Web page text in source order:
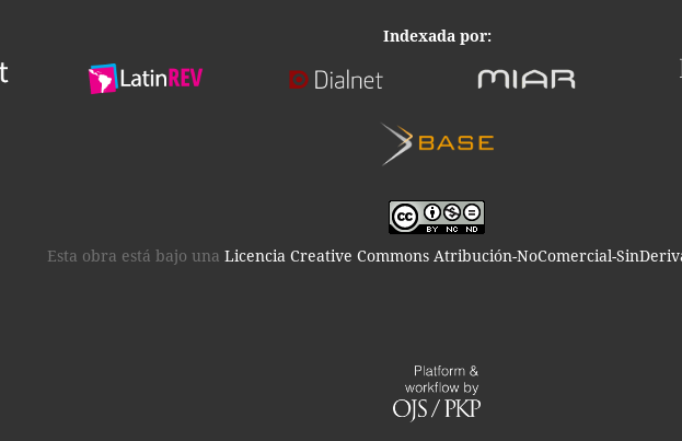
Indexada por:
Esta obra está bajo una Licencia Creative Commons Atribución-NoComercial-